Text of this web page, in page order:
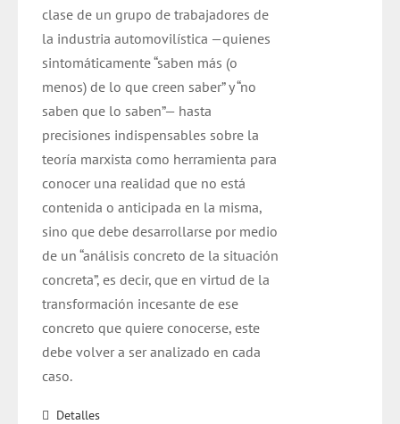
clase de un grupo de trabajadores de
la industria automovilística —quienes
sintomáticamente “saben más (o
menos) de lo que creen saber” y “no
saben que lo saben”— hasta
precisiones indispensables sobre la
teoría marxista como herramienta para
conocer una realidad que no está
contenida o anticipada en la misma,
sino que debe desarrollarse por medio
de un “análisis concreto de la situación
concreta”, es decir, que en virtud de la
transformación incesante de ese
concreto que quiere conocerse, este
debe volver a ser analizado en cada
caso.
Detalles